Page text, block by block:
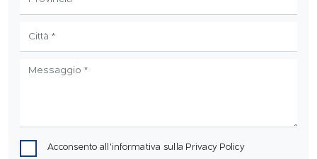
Acconsento all'informativa sulla Privacy Policy